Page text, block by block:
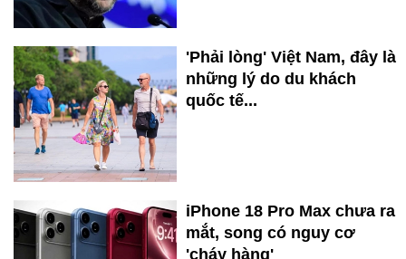
'Phải lòng' Việt Nam, đây là
những lý do du khách
quốc tế...
iPhone 18 Pro Max chưa ra
mắt, song có nguy cơ
'cháy hàng'